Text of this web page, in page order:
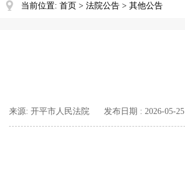
当前位置: 首页 > 法院公告 > 其他公告
来源: 开平市人民法院 发布日期 : 2026-05-25